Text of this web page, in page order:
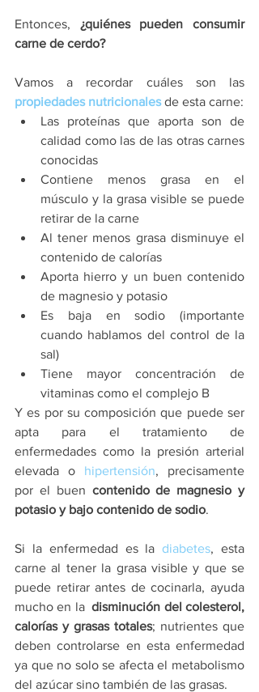
Entonces, ¿quiénes pueden consumir
carne de cerdo?
propiedades nutricionales
Las proteínas que aporta son de
calidad como las de las otras carnes
conocidas
Contiene menos grasa en el
músculo y la grasa visible se puede
retirar de la carne
Al tener menos grasa disminuye el
contenido de calorías
Aporta hierro y un buen contenido
de magnesio y potasio
Es baja en sodio (importante
cuando hablamos del control de la
sal)
Tiene mayor concentración de
vitaminas como el complejo B
Y es por su composición que puede ser
apta para el tratamiento de
enfermedades como la presión arterial
elevada o hipertensión, precisamente
por el buen contenido de magnesio y
potasio y bajo contenido de sodio.
Si la enfermedad es la diabetes, esta
carne al tener la grasa visible y que se
puede retirar antes de cocinarla, ayuda
mucho en la disminución del colesterol,
calorías y grasas totales; nutrientes que
deben controlarse en esta enfermedad
ya que no solo se afecta el metabolismo
del azúcar sino también de las grasas.